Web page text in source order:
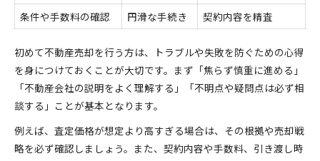
条件や手数料の確認
円滑な手続き 契約内容を精査
初めて不動産売却を行う方は、トラブルや失敗を防ぐための心得
を身につけておくことが大切です。まず「焦らず慎重に進める」
「不動産会社の説明をよく理解する」「不明点や疑問点は必ず相
談する」ことが基本となります。
例えば、査定価格が想定より高すぎる場合は、その根拠や売却戦
略を必ず確認しましょう。また、契約内容や手数料、引き渡し時